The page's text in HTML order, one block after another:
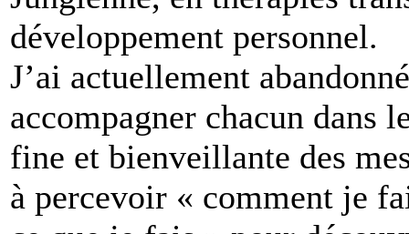
développement personnel.
J’ai actuellement
accompagner chacun dans
fine et bienveillante des
à percevoir « comment je